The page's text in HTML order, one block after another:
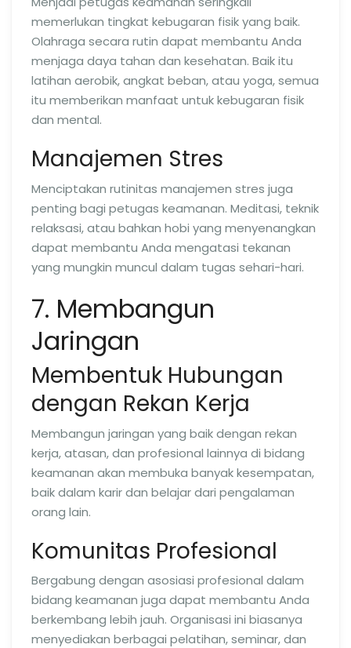
memerlukan tingkat kebugaran fisik yang baik.
Olahraga secara rutin dapat membantu Anda
menjaga daya tahan dan kesehatan. Baik itu
latihan aerobik, angkat beban, atau yoga, semua
itu memberikan manfaat untuk kebugaran fisik
dan mental.
Manajemen Stres
Menciptakan rutinitas manajemen stres juga
penting bagi petugas keamanan. Meditasi, teknik
relaksasi, atau bahkan hobi yang menyenangkan
dapat membantu Anda mengatasi tekanan
yang mungkin muncul dalam tugas sehari-hari.
7. Membangun
Jaringan
Membentuk Hubungan
dengan Rekan Kerja
Membangun jaringan yang baik dengan rekan
kerja, atasan, dan profesional lainnya di bidang
keamanan akan membuka banyak kesempatan,
baik dalam karir dan belajar dari pengalaman
orang lain.
Komunitas Profesional
Bergabung dengan asosiasi profesional dalam
bidang keamanan juga dapat membantu Anda
berkembang lebih jauh. Organisasi ini biasanya
menyediakan berbagai pelatihan, seminar, dan